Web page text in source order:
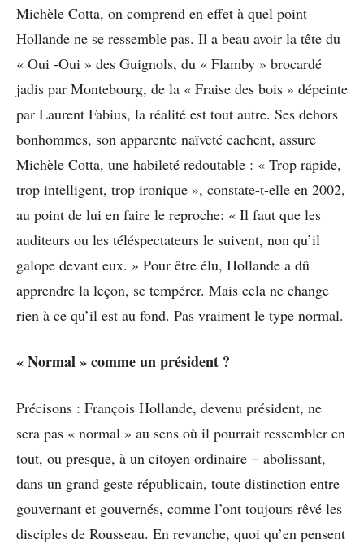
Michèle Cotta, on comprend en effet à quel point
Hollande ne se ressemble pas. Il a beau avoir la tête du
« Oui -Oui » des Guignols, du « Flamby » brocardé
jadis par Montebourg, de la « Fraise des bois » dépeinte
par Laurent Fabius, la réalité est tout autre. Ses dehors
bonhommes, son apparente naïveté cachent, assure
Michèle Cotta, une habileté redoutable : « Trop rapide,
trop intelligent, trop ironique », constate-t-elle en 2002,
au point de lui en faire le reproche: « Il faut que les
auditeurs ou les téléspectateurs le suivent, non qu’il
galope devant eux. » Pour être élu, Hollande a dû
apprendre la leçon, se tempérer. Mais cela ne change
rien à ce qu’il est au fond. Pas vraiment le type normal.
« Normal » comme un président ?
Précisons : François Hollande, devenu président, ne
sera pas « normal » au sens où il pourrait ressembler en
tout, ou presque, à un citoyen ordinaire − abolissant,
dans un grand geste républicain, toute distinction entre
gouvernant et gouvernés, comme l’ont toujours rêvé les
disciples de Rousseau. En revanche, quoi qu’en pensent